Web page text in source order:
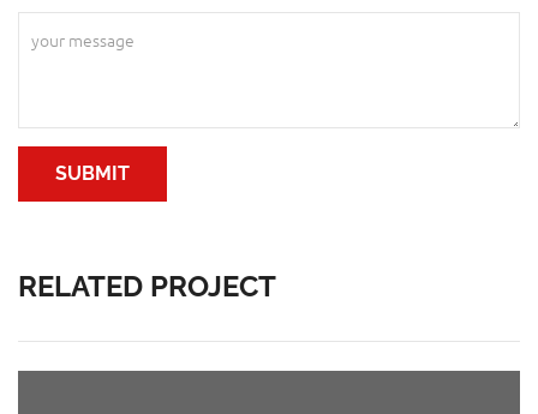
RELATED PROJECT